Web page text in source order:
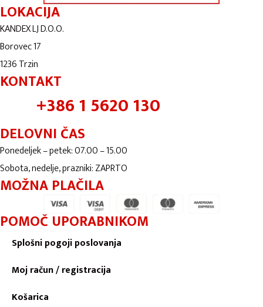
LOKACIJA
KANDEX LJ D.O.O.
Borovec 17
1236 Trzin
KONTAKT
+386 1 5620 130
DELOVNI ČAS
Ponedeljek – petek: 07.00 – 15.00
Sobota, nedelje, prazniki: ZAPRTO
MOŽNA PLAČILA
POMOČ UPORABNIKOM
Splošni pogoji poslovanja
Moj račun / registracija
Košarica